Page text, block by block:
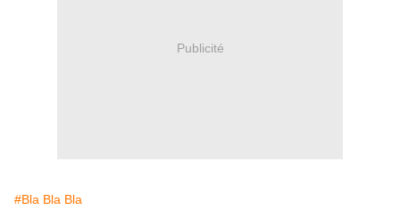
Publicité
#Bla Bla Bla